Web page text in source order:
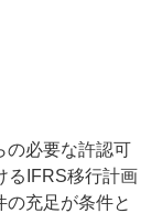
の必要な許認可
るIFRS移行計画
充足が条件と